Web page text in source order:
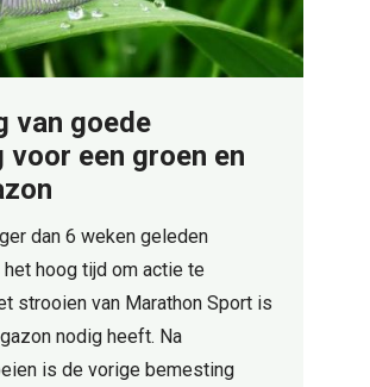
van goede
voor een groen en
dan 6 weken geleden
hoog tijd om actie te
strooien van Marathon Sport is
nodig heeft. Na
is de vorige bemesting